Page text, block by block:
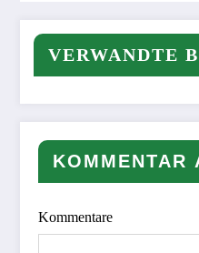
VERWANDTE
KOMMENTAR
Kommentare